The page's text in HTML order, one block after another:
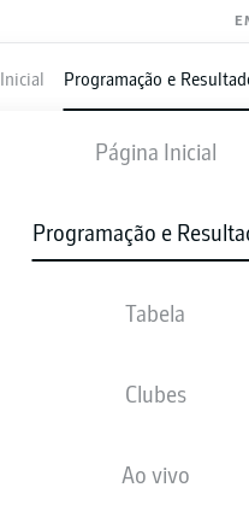
Programação e
Página Inicial
Programação e
Tabela
Clubes
Ao vivo
ESCALAÇÕES